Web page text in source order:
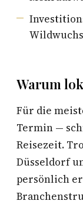
Wildwuchs
Warum
Für die
Termin —
Reisezeit.
Düsseldorf
persönlich